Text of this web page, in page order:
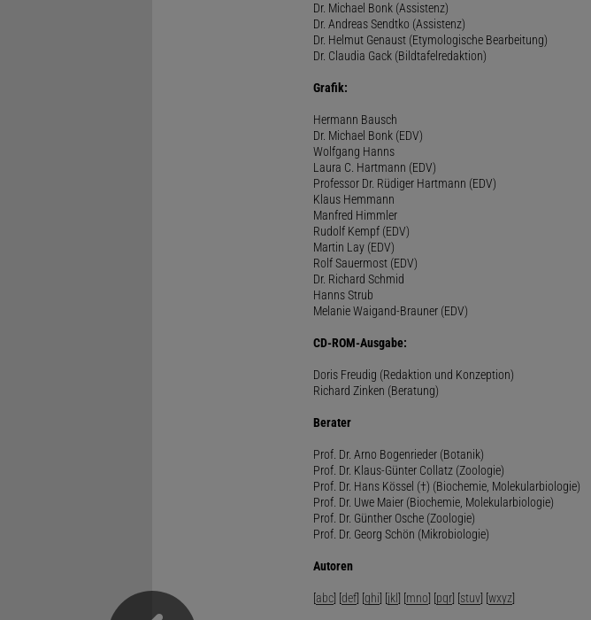
Dr. Michael Bonk (Assistenz)
Dr. Andreas Sendtko (Assistenz)
Dr. Helmut Genaust (Etymologische Bearbeitung)
Dr. Claudia Gack (Bildtafelredaktion)
Grafik:
Hermann Bausch
Dr. Michael Bonk (EDV)
Wolfgang Hanns
Laura C. Hartmann (EDV)
Professor Dr. Rüdiger Hartmann (EDV)
Klaus Hemmann
Manfred Himmler
Rudolf Kempf (EDV)
Martin Lay (EDV)
Rolf Sauermost (EDV)
Dr. Richard Schmid
Hanns Strub
Melanie Waigand-Brauner (EDV)
CD-ROM-Ausgabe:
Doris Freudig (Redaktion und Konzeption)
Richard Zinken (Beratung)
Berater
Prof. Dr. Arno Bogenrieder (Botanik)
Prof. Dr. Klaus-Günter Collatz (Zoologie)
Prof. Dr. Hans Kössel (†) (Biochemie, Molekularbiologie)
Prof. Dr. Uwe Maier (Biochemie, Molekularbiologie)
Prof. Dr. Günther Osche (Zoologie)
Prof. Dr. Georg Schön (Mikrobiologie)
Autoren
[abc] [def] [ghi] [jkl] [mno] [pqr] [stuv] [wxyz]